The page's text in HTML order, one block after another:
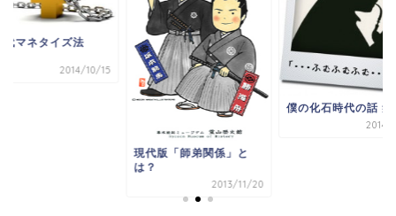
代マネタイズ法
2014/10/15
現代版「師弟関係」と
は？
2013/11/20
僕の化石時代の話 笑
2014/